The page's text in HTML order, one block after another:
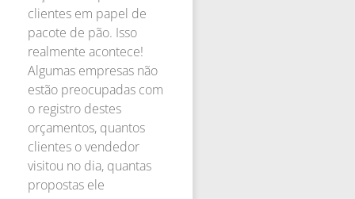
clientes em papel de
pacote de pão. Isso
realmente acontece!
Algumas empresas não
estão preocupadas com
o registro destes
orçamentos, quantos
clientes o vendedor
visitou no dia, quantas
propostas ele